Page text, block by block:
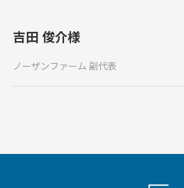
吉田 俊介様
ノーザンファーム 副代表